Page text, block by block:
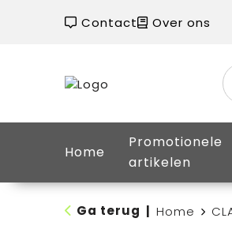
Contact Over ons
Home
Promotionele
artikelen
Ga terug Home